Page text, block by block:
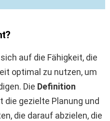
auf die Fähigkeit, die
optimal zu nutzen, um
Die Definition
die gezielte Planung und
die darauf abzielen, die